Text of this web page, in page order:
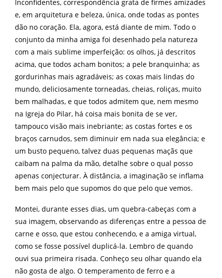
Inconfidentes, correspondência grata de firmes amizades
e, em arquitetura e beleza, única, onde todas as pontes
dão no coração. Ela, agora, está diante de mim. Todo o
conjunto da minha amiga foi desenhado pela natureza
com a mais sublime imperfeição: os olhos, já descritos
acima, que todos acham bonitos; a pele branquinha; as
gordurinhas mais agradáveis; as coxas mais lindas do
mundo, deliciosamente torneadas, cheias, roliças, muito
bem malhadas, e que todos admitem que, nem mesmo
na Igreja do Pilar, há coisa mais bonita de se ver,
tampouco visão mais inebriante; as costas fortes e os
braços carnudos, sem diminuir em nada sua elegância; e
um busto pequeno, talvez duas pequenas maçãs que
caibam na palma da mão, detalhe sobre o qual posso
apenas conjecturar. À distância, a imaginação se inflama
bem mais pelo que supomos do que pelo que vemos.
Montei, durante esses dias, um quebra-cabeças com a
sua imagem, observando as diferenças entre a pessoa de
carne e osso, que estou conhecendo, e a amiga virtual,
como se fosse possível duplicá-la. Lembro de quando
ouvi sua primeira risada. Conheço seu olhar quando ela
não gosta de algo. O temperamento de ferro e a